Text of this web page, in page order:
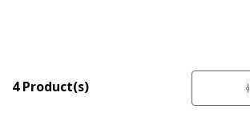
4 Product(s)